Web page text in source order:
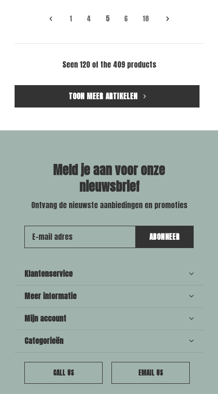
1 4 5 6 18
Seen 120 of the 409 products
TOON MEER ARTIKELEN
Meld je aan voor onze
nieuwsbrief
Ontvang de nieuwste aanbiedingen en promoties
ABONNEER
Klantenservice
Meer informatie
Mijn account
Categorieën
CALL US EMAIL US